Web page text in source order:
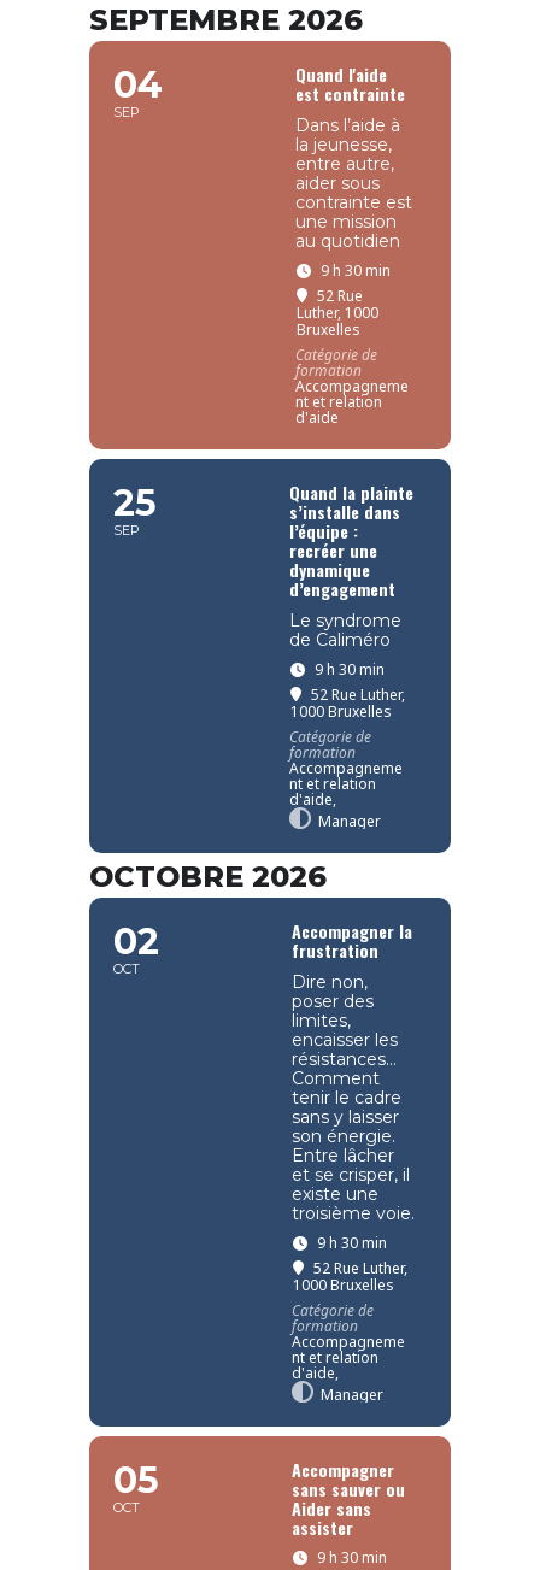
SEPTEMBRE 2026
04
SEP
Quand l'aide
est contrainte
Dans l’aide à
la jeunesse,
entre autre,
aider sous
contrainte est
une mission
au quotidien
9 h 30 min
52 Rue
Luther, 1000
Bruxelles
Catégorie de
formation
Accompagneme
nt et relation
d'aide
25
SEP
Quand la plainte
s’installe dans
l’équipe :
recréer une
dynamique
d’engagement
Le syndrome
de Caliméro
9 h 30 min
52 Rue Luther,
1000 Bruxelles
Catégorie de
formation
Accompagneme
nt et relation
d'aide,
Manager
OCTOBRE 2026
02
OCT
Accompagner la
frustration
Dire non,
poser des
limites,
encaisser les
résistances…
Comment
tenir le cadre
sans y laisser
son énergie.
Entre lâcher
et se crisper, il
existe une
troisième voie.
9 h 30 min
52 Rue Luther,
1000 Bruxelles
Catégorie de
formation
Accompagneme
nt et relation
d'aide,
Manager
05
OCT
Accompagner
sans sauver ou
Aider sans
assister
9 h 30 min